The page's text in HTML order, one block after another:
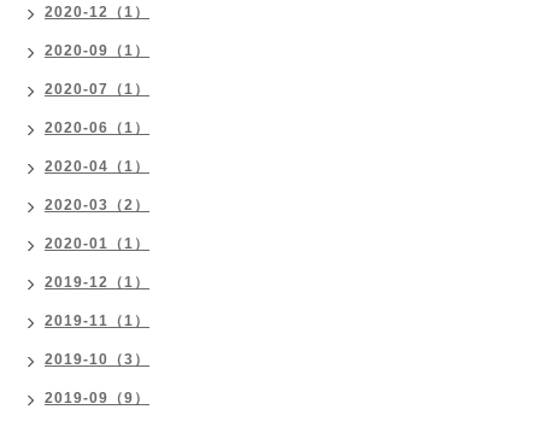
2020-12（1）
2020-09（1）
2020-07（1）
2020-06（1）
2020-04（1）
2020-03（2）
2020-01（1）
2019-12（1）
2019-11（1）
2019-10（3）
2019-09（9）